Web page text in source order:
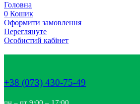
Головна
0 Кошик
Оформити замовлення
Переглянуте
Особистий кабінет
+38 (073) 430-75-49